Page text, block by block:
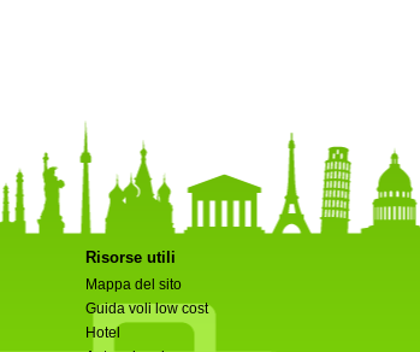
Risorse utili
Mappa del sito
Guida voli low cost
Hotel